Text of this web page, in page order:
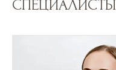
СПЕЦИАЛИСТЫ